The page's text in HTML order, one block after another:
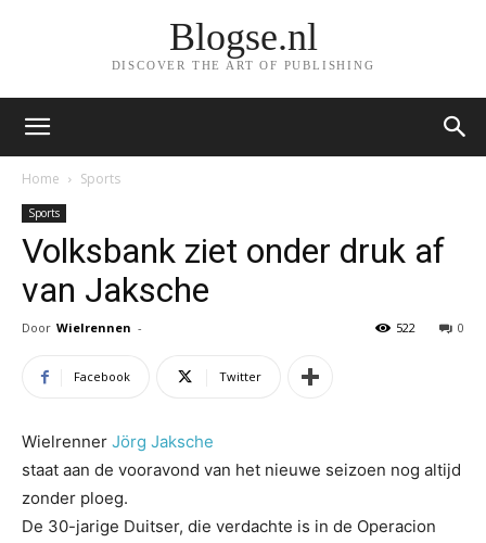
Blogse.nl
DISCOVER THE ART OF PUBLISHING
Home Sports
Sports
Volksbank ziet onder druk af
van Jaksche
Door Wielrennen - 0
522
Facebook Twitter
Wielrenner Jörg Jaksche
staat aan de vooravond van het nieuwe seizoen nog altijd
zonder ploeg.
De 30-jarige Duitser, die verdachte is in de Operacion